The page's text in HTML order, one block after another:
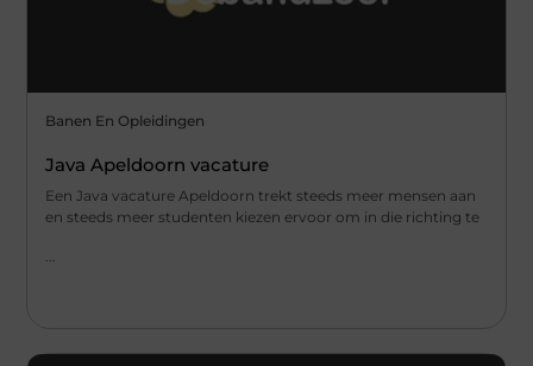
Banen En Opleidingen
Java Apeldoorn vacature
Een Java vacature Apeldoorn trekt steeds meer mensen aan
en steeds meer studenten kiezen ervoor om in die richting te